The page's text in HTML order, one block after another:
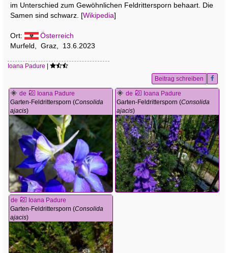
im Unterschied zum Gewöhnlichen Feldrittersporn behaart. Die
Samen sind schwarz. [Wikipedia]
Ort:
Österreich
Murfeld, Graz, 13.6.2023
Ioana Padure |
Beitrag schreiben
de
Ioana Padure
Garten-Feldrittersporn (Consolida
ajacis)
de
Ioana Padure
Garten-Feldrittersporn (Consolida
ajacis)
de
Ioana Padure
Garten-Feldrittersporn (Consolida
ajacis)